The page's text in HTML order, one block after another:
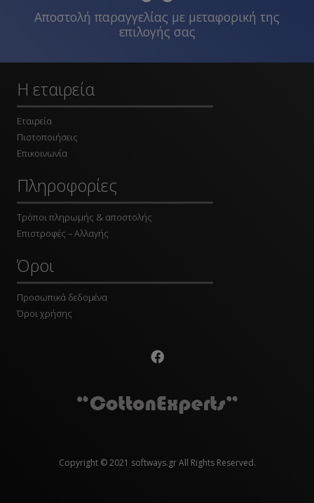
Αποστολή παραγγελίας με μεταφορική της
επιλογής σας
Η εταιρεία
Εταιρεία
Πιστοποιήσεις
Επικοινωνία
Πληροφορίες
Τρόποι πληρωμής & αποστολής
Επιστροφές – Αλλαγής
Όροι
Προσωπικά δεδομένα
Όροι χρήσης
Copyright © 2021 softways.gr All Rights Reserved.